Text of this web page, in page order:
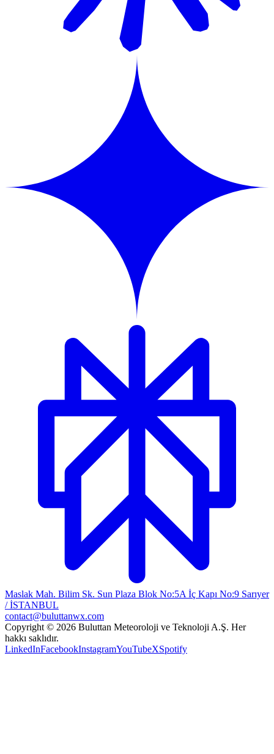
Maslak Mah. Bilim Sk. Sun Plaza Blok No:5A İç Kapı No:9 Sarıyer
/ İSTANBUL
contact@buluttanwx.com
Copyright © 2026 Buluttan Meteoroloji ve Teknoloji A.Ş. Her
hakkı saklıdır.
LinkedInFacebookInstagramYouTubeXSpotify